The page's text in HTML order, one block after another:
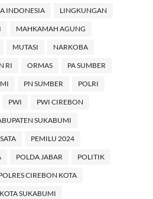
INDONESIA LINGKUNGAN
MAHKAMAH AGUNG
MUTASI NARKOBA
RI ORMAS PA SUMBER
PN SUMBER POLRI
PWI PWI CIREBON
SUKABUMI
PEMILU 2024
POLDA JABAR POLITIK
CIREBON KOTA
SUKABUMI